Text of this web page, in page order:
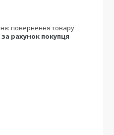
повернення товару
за рахунок покупця